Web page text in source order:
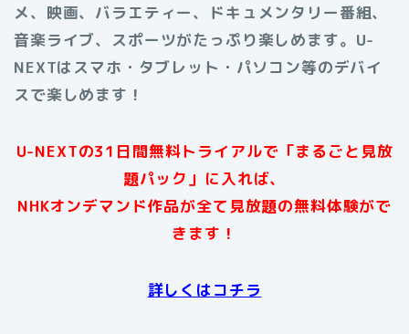
メ、映画、バラエティー、ドキュメンタリー番組、
音楽ライブ、スポーツがたっぷり楽しめます。U-
NEXTはスマホ・タブレット・パソコン等のデバイ
スで楽しめます！
U-NEXTの31日間無料トライアルで「まるごと見放
題パック」に入れば、
NHKオンデマンド作品が全て見放題の無料体験がで
きます！
詳しくはコチラ